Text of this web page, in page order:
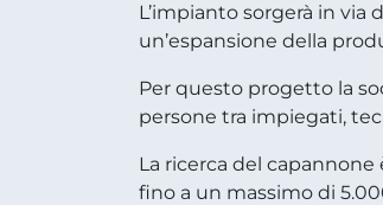
L’impianto sorgerà in
un’espansione della
Per questo progetto la
persone tra impiegati,
La ricerca del capannone
fino a un massimo di